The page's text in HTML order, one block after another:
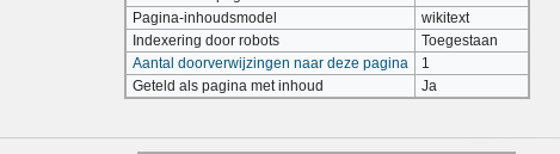
Pagina-inhoudsmodel
wikitext
Indexering door robots
Toegestaan
Aantal doorverwijzingen naar deze pagina
1
Geteld als pagina met inhoud
Ja